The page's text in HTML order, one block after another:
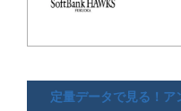
定量データで見る！ア